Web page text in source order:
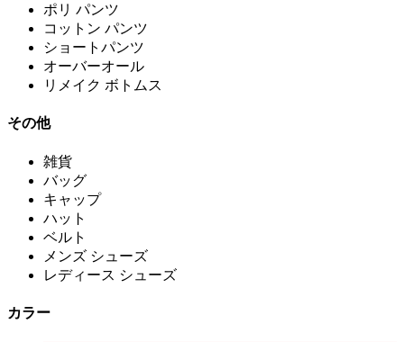
ポリ パンツ
コットン パンツ
ショートパンツ
オーバーオール
リメイク ボトムス
その他
雑貨
バッグ
キャップ
ハット
ベルト
メンズ シューズ
レディース シューズ
カラー